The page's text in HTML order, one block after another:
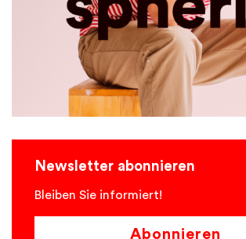
Newsletter abonnieren
Bleiben Sie informiert!
Abonnieren